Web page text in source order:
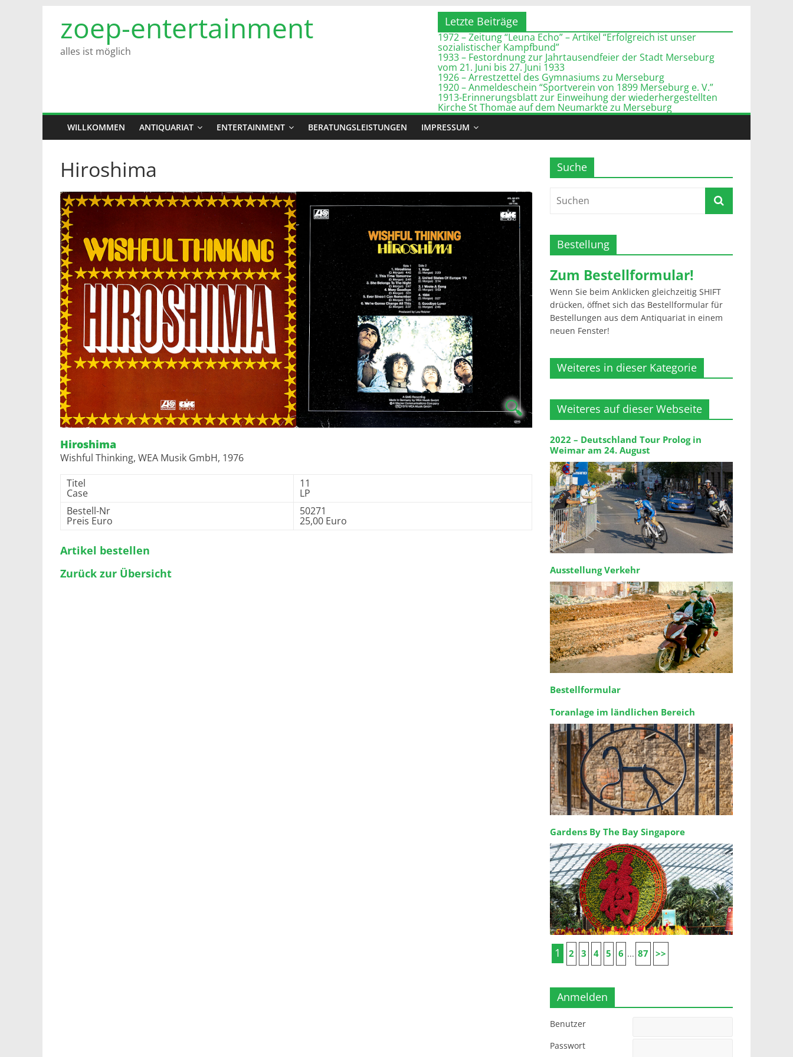
Inhalt
springen
zoep-entertainment
alles ist möglich
Letzte Beiträge
1972 – Zeitung “Leuna Echo” – Artikel “Erfolgreich ist unser
sozialistischer Kampfbund”
1933 – Festordnung zur Jahrtausendfeier der Stadt Merseburg
vom 21. Juni bis 27. Juni 1933
1926 – Arrestzettel des Gymnasiums zu Merseburg
1920 – Anmeldeschein “Sportverein von 1899 Merseburg e. V.”
1913-Erinnerungsblatt zur Einweihung der wiederhergestellten
Kirche St Thomae auf dem Neumarkte zu Merseburg
WILLKOMMEN ANTIQUARIAT ENTERTAINMENT BERATUNGSLEISTUNGEN IMPRESSUM
Hiroshima
🔍
Hiroshima
Wishful Thinking, WEA Musik GmbH, 1976
Titel
Case
11
LP
Bestell-Nr
Preis Euro
50271
25,00 Euro
Artikel bestellen
Zurück zur Übersicht
Suche
Bestellung
Zum Bestellformular!
Wenn Sie beim Anklicken gleichzeitig SHIFT
drücken, öffnet sich das Bestellformular für
Bestellungen aus dem Antiquariat in einem
neuen Fenster!
Weiteres in dieser Kategorie
Weiteres auf dieser Webseite
2022 – Deutschland Tour Prolog in
Weimar am 24. August
Ausstellung Verkehr
Bestellformular
Toranlage im ländlichen Bereich
Gardens By The Bay Singapore
1 2 3 4 5 6 ... 87 >>
Anmelden
Benutzer
Passwort